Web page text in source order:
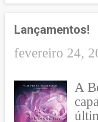
já
aí,
Lançamentos!
fevereiro 24,
A